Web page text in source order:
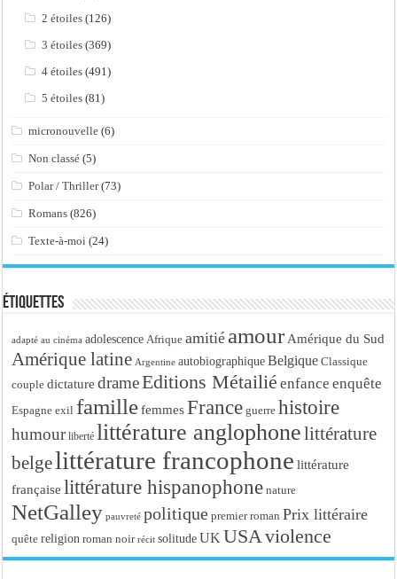
2 étoiles (126)
3 étoiles (369)
4 étoiles (491)
5 étoiles (81)
micronouvelle (6)
Non classé (5)
Polar / Thriller(73)
Romans (826)
Texte-à-moi (24)
Étiquettes
adapté au cinéma adolescence Afrique amitié amour Amérique du Sud
Amérique latine Argentine autobiographique Belgique Classique
couple dictature drameEditions Métailié enfance enquête
Espagne exil famille femmes France guerre histoire
humour liberté littérature anglophonelittérature
belgelittérature francophone littérature
française littérature hispanophone nature
NetGalley pauvreté politique premier roman Prix littéraire
quête religion roman noir récit solitude UK USAviolence